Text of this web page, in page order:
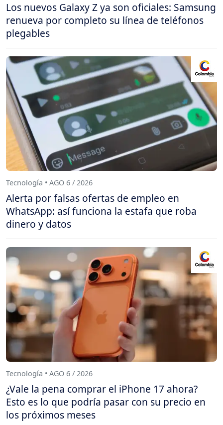
Los nuevos Galaxy Z ya son oficiales: Samsung
renueva por completo su línea de teléfonos
plegables
Tecnología • AGO 6 / 2026
Alerta por falsas ofertas de empleo en
WhatsApp: así funciona la estafa que roba
dinero y datos
Tecnología • AGO 6 / 2026
¿Vale la pena comprar el iPhone 17 ahora?
Esto es lo que podría pasar con su precio en
los próximos meses